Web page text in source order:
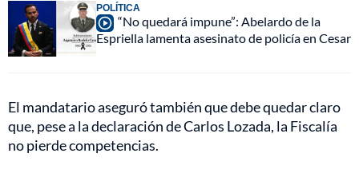
POLÍTICA
“No quedará impune”: Abelardo de la
Espriella lamenta asesinato de policía en Cesar
El mandatario aseguró también que debe quedar claro
que, pese a la declaración de Carlos Lozada, la Fiscalía
no pierde competencias.